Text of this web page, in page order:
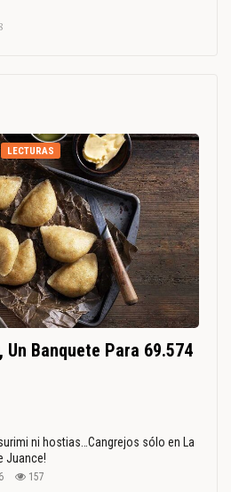
LECTURAS
Un Banquete Para 69.574
surimi ni hostias…Cangrejos sólo en La
Juance!
157